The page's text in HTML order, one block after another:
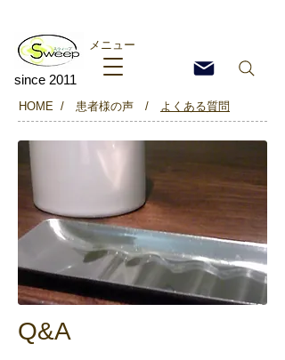
since 2011
メニュー
HOME / 患者様の声 / ​よくある質問
Q&A